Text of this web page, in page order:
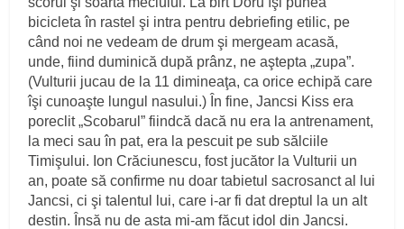
bicicleta în rastel şi intra pentru debriefing etilic, pe
când noi ne vedeam de drum şi mergeam acasă,
unde, fiind duminică după prânz, ne aştepta „zupa”.
(Vulturii jucau de la 11 dimineaţa, ca orice echipă care
îşi cunoaşte lungul nasului.) În fine, Jancsi Kiss era
poreclit „Scobarul” fiindcă dacă nu era la antrenament,
la meci sau în pat, era la pescuit pe sub sălciile
Timişului. Ion Crăciunescu, fost jucător la Vulturii un
an, poate să confirme nu doar tabietul sacrosanct al lui
Jancsi, ci şi talentul lui, care i-ar fi dat dreptul la un alt
destin. Însă nu de asta mi-am făcut idol din Jancsi.